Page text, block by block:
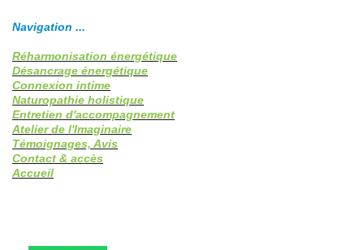
Navigation ...
Réharmonisation énergétique
Désancrage énergétique
Connexion intime
Naturopathie holistique
Entretien d'accompagnement
Atelier de l'Imaginaire
Témoignages, Avis
Contact & accès
Accueil